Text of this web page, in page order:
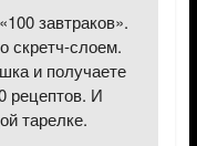
завтраков».
скретч-слоем.
и получаете
рецептов. И
тарелке.